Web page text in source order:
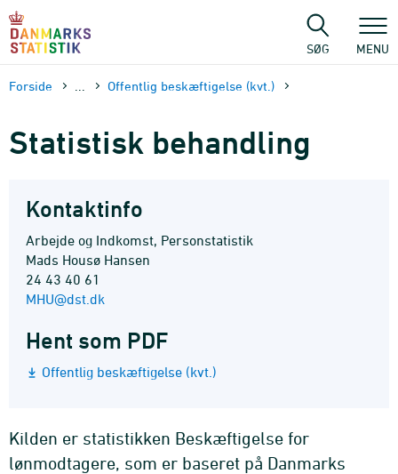
sidens
SØG MENU
Forside Offentlig beskæftigelse (kvt.)
Statistisk behandling
Kontaktinfo
Arbejde og Indkomst, Personstatistik
Mads Housø Hansen
24 43 40 61
MHU@dst.dk
Hent som PDF
Offentlig beskæftigelse (kvt.)
Kilden er statistikken Beskæftigelse for
lønmodtagere, som er baseret på Danmarks